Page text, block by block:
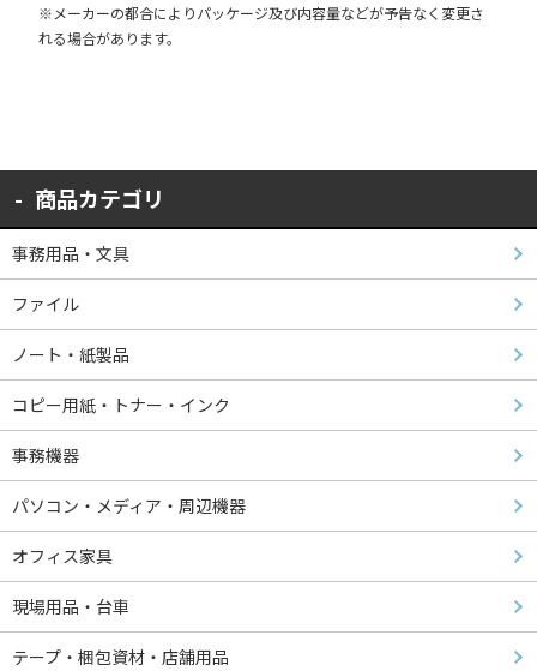
※メーカーの都合によりパッケージ及び内容量などが予告なく変更さ
れる場合があります。
商品カテゴリ
事務用品・文具
ファイル
ノート・紙製品
コピー用紙・トナー・インク
事務機器
パソコン・メディア・周辺機器
オフィス家具
現場用品・台車
テープ・梱包資材・店舗用品